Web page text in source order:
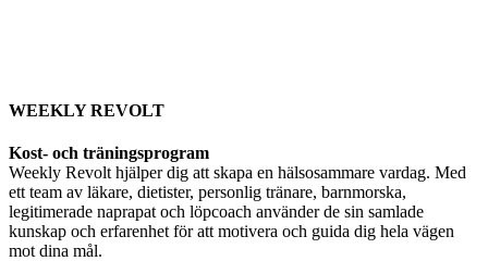
WEEKLY REVOLT
Kost- och träningsprogram
Weekly Revolt hjälper dig att skapa en hälsosammare vardag. Med
ett team av läkare, dietister, personlig tränare, barnmorska,
legitimerade naprapat och löpcoach använder de sin samlade
kunskap och erfarenhet för att motivera och guida dig hela vägen
mot dina mål.